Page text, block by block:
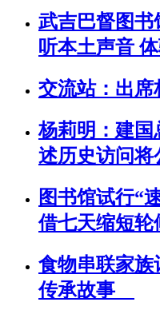
武吉巴督图书
听本土声音
交流站：出席
杨莉明：建国
述历史访问将
图书馆试行“
借七天缩短轮
食物串联家族
传承故事